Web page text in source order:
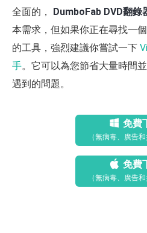
全面的， DumboFab DVD翻錄
本需求，但如果你正在尋找一
的工具，強烈建議你嘗試一下
手。它可以為您節省大量時間
遇到的問題。
免費
（無病毒、廣告和
免費
（無病毒、廣告和